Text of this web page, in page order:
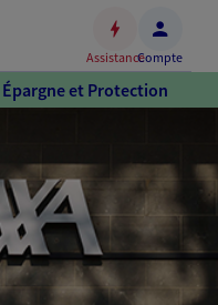
AssistanceCompte
et Protection